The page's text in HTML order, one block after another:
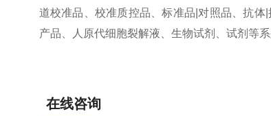
道校准品、校准质控品、标准品 对照品、抗体|
产品、人原代细胞裂解液、生物试剂、试剂等
在线咨询